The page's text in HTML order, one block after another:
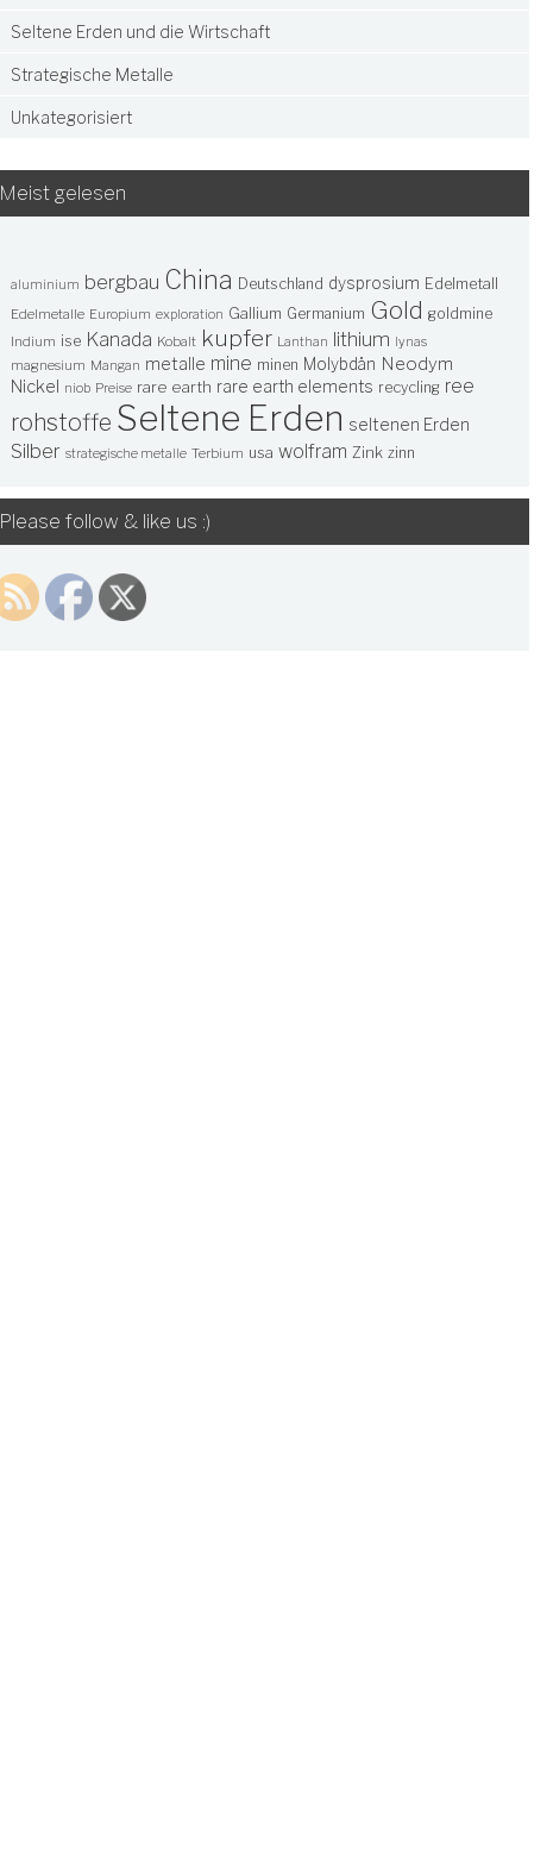
Seltene Erden und die Wirtschaft
Strategische Metalle
Unkategorisiert
Meist gelesen
aluminium bergbau China Deutschland dysprosium Edelmetall
Edelmetalle Europium exploration Gallium Germanium Gold goldmine
Indium ise Kanada Kobalt kupfer Lanthan lithium lynas
magnesium Mangan metalle mine minen Molybdän Neodym
Nickel niob Preise rare earth rare earth elements recycling ree
rohstoffe Seltene Erden seltenen Erden
Silber strategische metalle Terbium usa wolfram Zink zinn
Please follow & like us :)